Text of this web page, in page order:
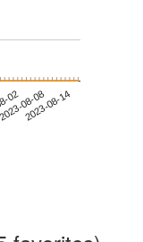
0208-08
2023-08-14